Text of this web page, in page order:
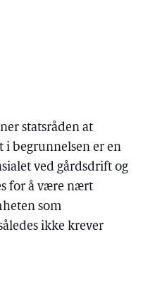
statsråden at
i begrunnelsen er en
ved gårdsdrift og
for å være nært
som
ikke krever